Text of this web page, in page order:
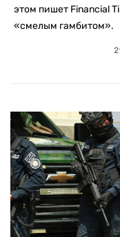
этом пишет Financial
«смелым гамбитом».